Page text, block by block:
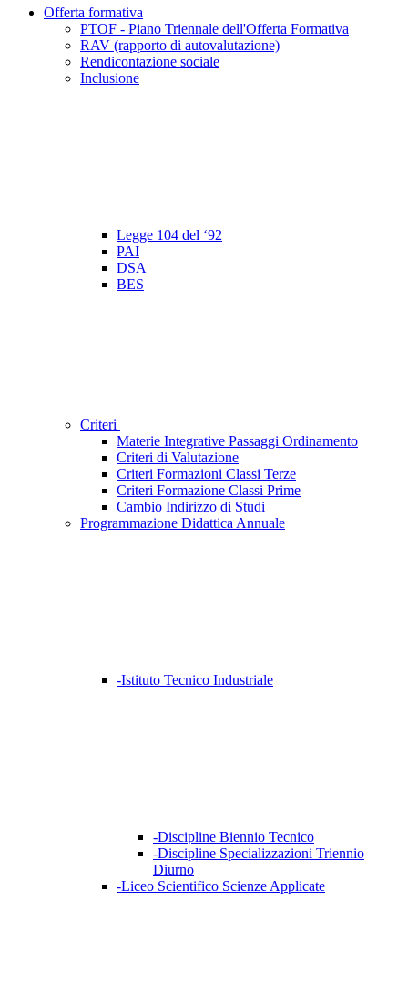
Offerta formativa
PTOF - Piano Triennale dell'Offerta Formativa
RAV (rapporto di autovalutazione)
Rendicontazione sociale
Inclusione
Legge 104 del ‘92
PAI
DSA
BES
Criteri
Materie Integrative Passaggi Ordinamento
Criteri di Valutazione
Criteri Formazioni Classi Terze
Criteri Formazione Classi Prime
Cambio Indirizzo di Studi
Programmazione Didattica Annuale
-Istituto Tecnico Industriale
-Discipline Biennio Tecnico
-Discipline Specializzazioni Triennio
Diurno
-Liceo Scientifico Scienze Applicate